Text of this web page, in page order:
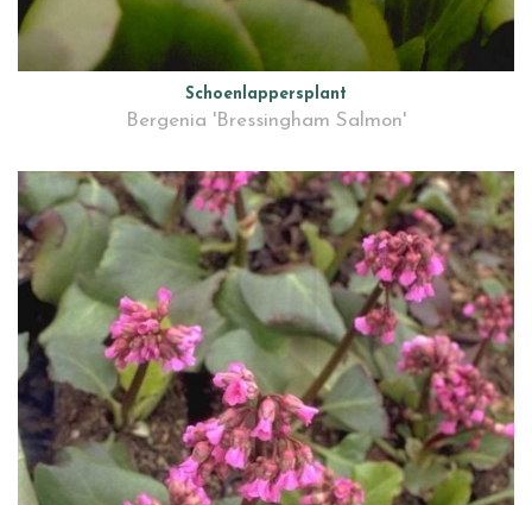
Schoenlappersplant
Bergenia 'Bressingham Salmon'